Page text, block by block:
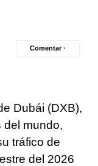
Comentar ·
Dubái (DXB),
del mundo,
tráfico de
del 2026